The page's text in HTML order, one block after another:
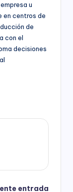
u
en centros de
de
con el
decisiones
entrada